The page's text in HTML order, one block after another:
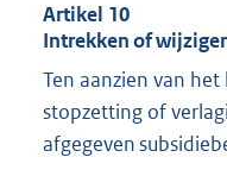
Artikel 10
Intrekken of
Ten aanzien van
stopzetting of
afgegeven